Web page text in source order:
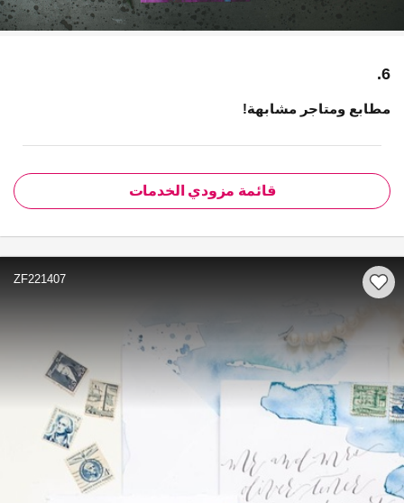
6.
مطابع ومتاجر مشابهة!
قائمة مزودي الخدمات
ZF221407